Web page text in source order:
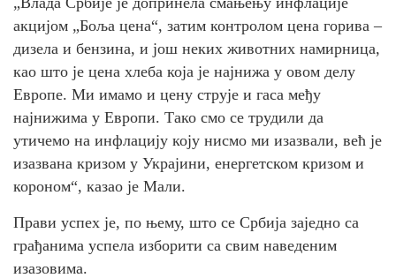
акцијом „Боља цена“, затим контролом цена горива –
дизела и бензина, и још неких животних намирница,
као што је цена хлеба која је најнижа у овом делу
Европе. Ми имамо и цену струје и гаса међу
најнижима у Европи. Тако смо се трудили да
утичемо на инфлацију коју нисмо ми изазвали, већ је
изазвана кризом у Украјини, енергетском кризом и
короном“, казао је Мали.
Прави успех је, по њему, што се Србија заједно са
грађанима успела изборити са свим наведеним
изазовима.